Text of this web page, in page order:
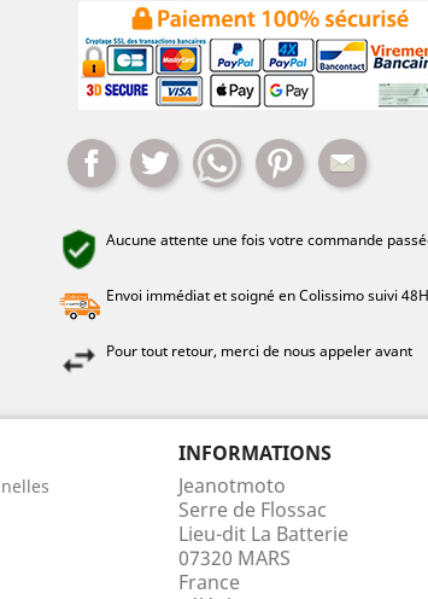
PartagerTweet WhatsappPinterestMail
Aucune attente une fois votre commande
Envoi immédiat et soigné en Colissimo suivi
Pour tout retour, merci de nous appeler avant
INFORMATIONS
Jeanotmoto
Serre de Flossac
Lieu-dit La Batterie
07320 MARS
France